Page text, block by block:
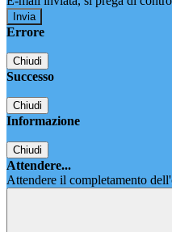
Errore
Chiudi
Successo
Chiudi
Informazione
Chiudi
Attendere...
Attendere il completamento